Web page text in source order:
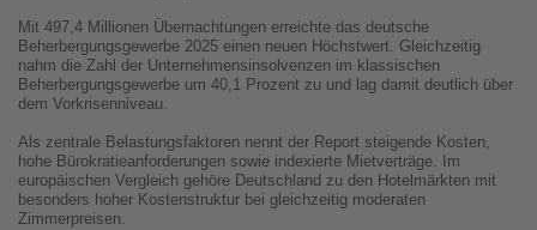
Mit 497,4 Millionen Übernachtungen erreichte das deutsche
Beherbergungsgewerbe 2025 einen neuen Höchstwert. Gleichzeitig
nahm die Zahl der Unternehmensinsolvenzen im klassischen
Beherbergungsgewerbe um 40,1 Prozent zu und lag damit deutlich über
dem Vorkrisenniveau.
Als zentrale Belastungsfaktoren nennt der Report steigende Kosten,
hohe Bürokratieanforderungen sowie indexierte Mietverträge. Im
europäischen Vergleich gehöre Deutschland zu den Hotelmärkten mit
besonders hoher Kostenstruktur bei gleichzeitig moderaten
Zimmerpreisen.